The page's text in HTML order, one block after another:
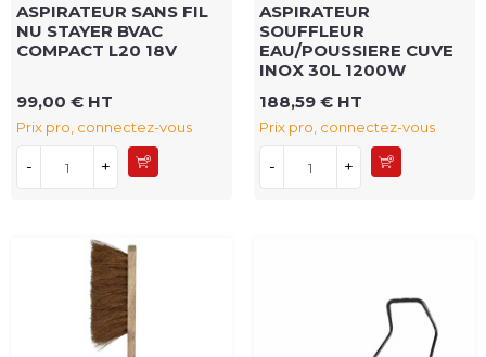
ASPIRATEUR SANS FIL
NU STAYER BVAC
COMPACT L20 18V
99,00 € HT
Prix pro, connectez-vous
- +
ASPIRATEUR
SOUFFLEUR
EAU/POUSSIERE CUVE
INOX 30L 1200W
188,59 € HT
Prix pro, connectez-vous
- +